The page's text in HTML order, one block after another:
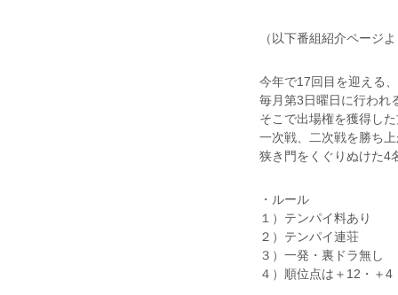
（以下番組紹介ページ
今年で17回目を迎える
毎月第3日曜日に行われ
そこで出場権を獲得し
一次戦、二次戦を勝ち
狭き門をくぐりぬけた4
・ルール
１）テンパイ料あり
２）テンパイ連荘
３）一発・裏ドラ無し
４）順位点は＋12・＋